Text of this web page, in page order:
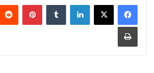
لينكدإن بينتيريست